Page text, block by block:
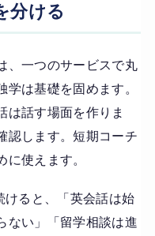
分ける
、一つのサービスで丸
は基礎を固めます。
は話す場面を作りま
認します。短期コーチ
使えます。
けると、「英会話は始
ない」「留学相談は進